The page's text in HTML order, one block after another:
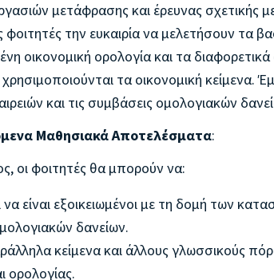
μετάφρασης και έρευνας σχετικής
την ευκαιρία να μελετήσουν τα
οικονομική ορολογία και τα
τα οικονομική κείμενα.
και τις συμβάσεις ομολογιακών
Μαθησιακά Αποτελέσματα:
οι φοιτητές θα μπορούν να:
είναι εξοικειωμένοι με τη δομή των
δανείων.
κείμενα και άλλους γλωσσικούς
ορολογίας.